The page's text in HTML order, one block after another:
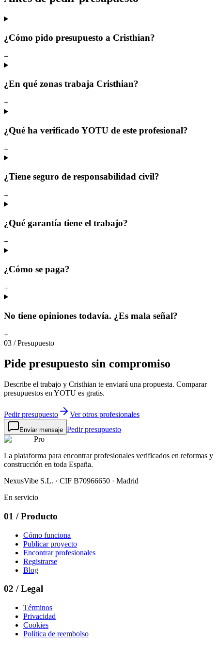
¿Cómo pido presupuesto a Cristhian?
+
¿En qué zonas trabaja Cristhian?
+
¿Qué ha verificado YOTU de este profesional?
+
¿Tiene seguro de responsabilidad civil?
+
¿Qué garantía tiene el trabajo?
+
¿Cómo se paga?
+
No tiene opiniones todavía. ¿Es mala señal?
+
03 /Presupuesto
Pide presupuesto sin compromiso
Describe el trabajo y Cristhian te enviará una propuesta. Comparar
presupuestos en YOTU es gratis.
Pedir presupuesto Ver otros profesionales
Enviar mensaje Pedir presupuesto
Pro
La plataforma para encontrar profesionales verificados en reformas y
construcción en toda España.
NexusVibe S.L. · CIF B70966650 · Madrid
En servicio
01 / Producto
Cómo funciona
Publicar proyecto
Encontrar profesionales
Registrarse
Blog
02 / Legal
Términos
Privacidad
Cookies
Política de reembolso